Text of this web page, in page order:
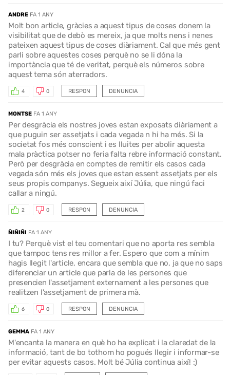
ANDRE FA 1 ANY
Molt bon article, gràcies a aquest tipus de coses donem la
visibilitat que de debò es mereix, ja que molts nens i nenes
pateixen aquest tipus de coses diàriament. Cal que més gent
parli sobre aquestes coses perquè no se li dóna la
importància que té de veritat, perquè els números sobre
aquest tema són aterradors.
RESPON
4 0 DENUNCIA
MONTSE FA 1 ANY
Per desgràcia els nostres joves estan exposats diàriament a
que puguin ser assetjats i cada vegada n hi ha més. Si la
societat fos més conscient i es lluites per abolir aquesta
mala pràctica potser no feria falta rebre informació constant.
Però per desgràcia en comptes de remitir els casos cada
vegada són més els joves que estan essent assetjats per els
seus propis companys. Segueix així Júlia, que ningú faci
callar a ningú.
RESPON
2 0 DENUNCIA
ÑIÑIÑI FA 1 ANY
I tu? Perquè vist el teu comentari que no aporta res sembla
que tampoc tens res millor a fer. Espero que com a mínim
hagis llegit l'article, encara que sembla que no, ja que no saps
diferenciar un article que parla de les persones que
presencien l'assetjament externament a les persones que
realitzen l'assetjament de primera mà.
RESPON
6 0 DENUNCIA
GEMMA FA 1 ANY
M'encanta la manera en què ho ha explicat i la claredat de la
informació, tant de bo tothom ho pogués llegir i informar-se
per evitar aquests casos. Molt bé Júlia continua així! :)